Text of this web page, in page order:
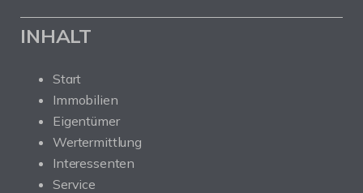
INHALT
Start
Immobilien
Eigentümer
Wertermittlung
Interessenten
Service